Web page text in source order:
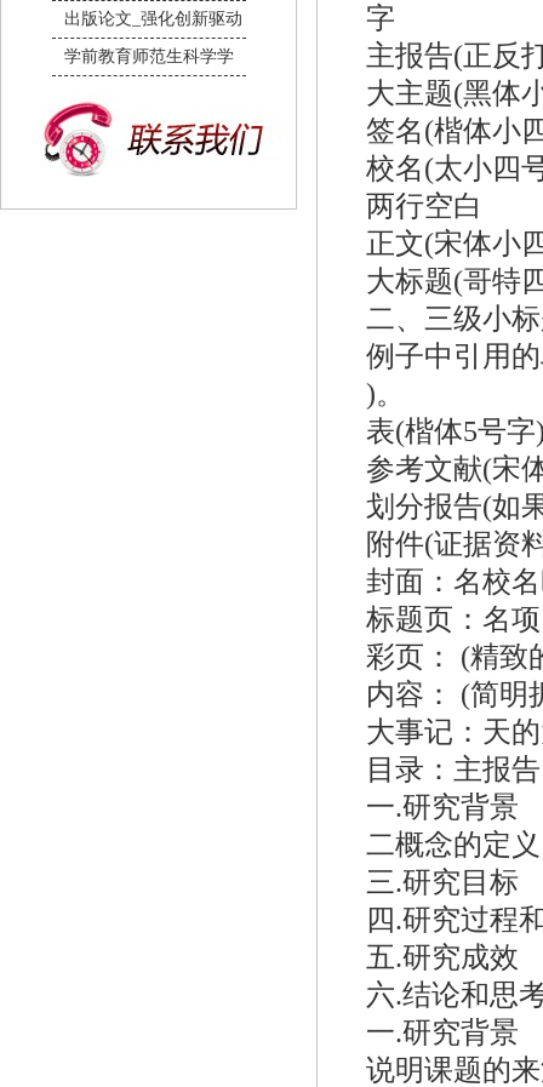
出版论文_强化创新驱动
学前教育师范生科学学
字
主报告(正反
大主题(黑体
签名(楷体小
校名(太小四
两行空白
正文(宋体小
大标题(哥特
二、三级小
例子中引用
)。
表(楷体5号字
参考文献(宋
划分报告(如
附件(证据资
封面：名校
标题页：名
彩页： (精致
内容： (简明
大事记：天
目录：主报
一.研究背景
二概念的定义
三.研究目标
四.研究过程
五.研究成效
六.结论和思
一.研究背景
说明课题的